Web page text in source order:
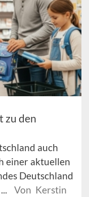
zu den
auch
einer aktuellen
Deutschland
Von Kerstin